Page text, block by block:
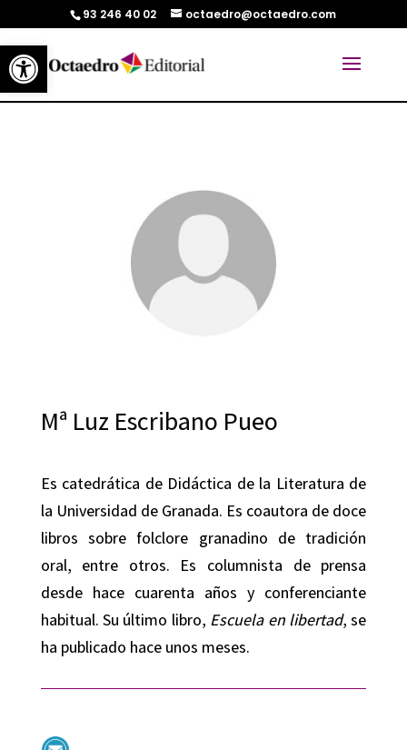
Abrir barra de herramientas
93 246 40 02 octaedro@octaedro.com
Mª Luz Escribano Pueo
Es catedrática de Didáctica de la Literatura de
la Universidad de Granada. Es coautora de doce
libros sobre folclore granadino de tradición
oral, entre otros. Es columnista de prensa
desde hace cuarenta años y conferenciante
habitual. Su último libro, Escuela en libertad, se
ha publicado hace unos meses.